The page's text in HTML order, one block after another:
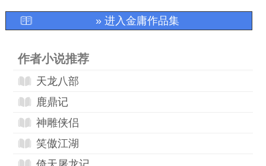
» 进入金庸作品集
作者小说推荐
天龙八部
鹿鼎记
神雕侠侣
笑傲江湖